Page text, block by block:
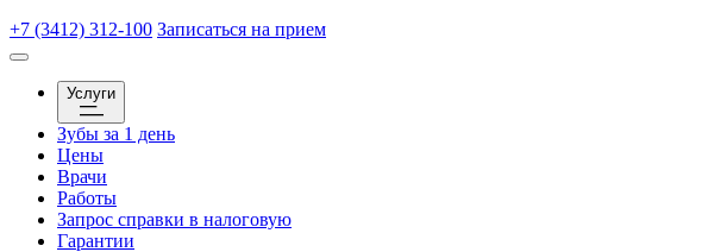
+7 (3412) 312-100 Записаться на прием
Услуги
Зубы за 1 день
Цены
Врачи
Работы
Запрос справки в налоговую
Гарантии